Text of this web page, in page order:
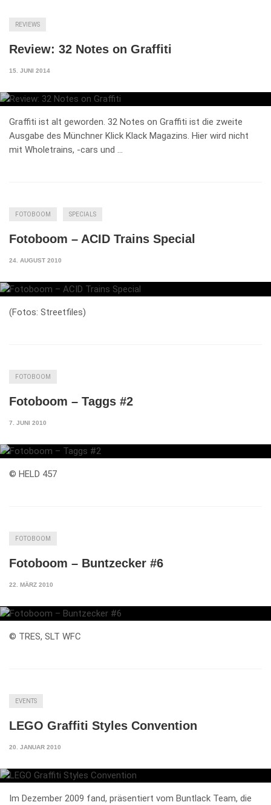
REVIEWS
Review: 32 Notes on Graffiti
15. JUNI 2014
Graffiti ist alt geworden. 32 Notes on Graffiti ist die zweite
Ausgabe des Münchner Klick Klack Magazins. Hier wird nicht
mit Wholetrains, -cars und …
FOTOBOOM SPECIALS
Fotoboom – ACID Trains Special
24. AUGUST 2010
(Fotos: Streetfiles)
FOTOBOOM
Fotoboom – Taggs #2
7. JUNI 2010
© HELD 457
FOTOBOOM
Fotoboom – Buntzecker #6
22. MÄRZ 2010
© TRES, SLT WFC
EVENTS
LEGO Graffiti Styles Convention
20. JANUAR 2010
Im Dezember 2009 fand, präsentiert vom Buntlack Team, die